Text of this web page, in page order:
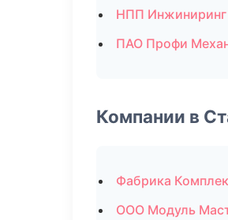
НПП Инжиниринг
ПАО Профи
Компании в
Фабрика
ООО Модуль